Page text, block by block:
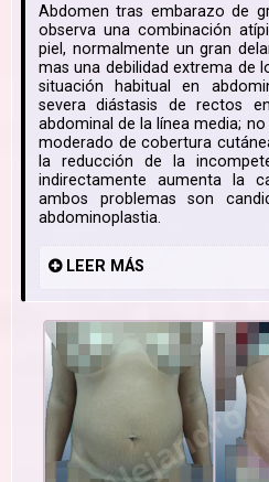
Abdomen tras embarazo de
observa una combinación
piel, normalmente un gran
mas una debilidad extrema de
situación habitual en
severa diástasis de rectos
abdominal de la línea media;
moderado de cobertura
la reducción de la
indirectamente aumenta la
ambos problemas son
abdominoplastia.
LEER MÁS